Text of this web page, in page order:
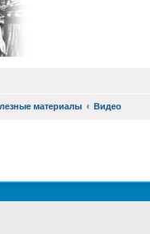
материалы Видео